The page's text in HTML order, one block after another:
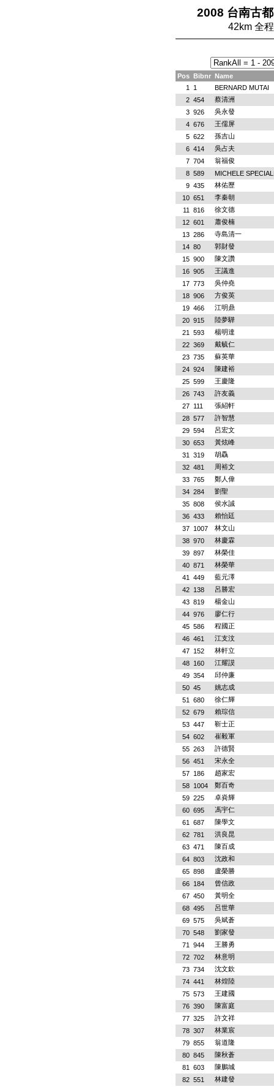
2008 台南古
42km 全
Pos Bibnr Name
1
1
BERNARD MUTAI
2 454
蔡清洲
3 926
吳永發
4 676
王儒屏
5 622
孫吉山
6 414
吳占夫
7 704
翁福俊
8 589
MICHELE
9 435
林佑歷
10 651
李秦朝
11
816
徐文德
12 601
蕭俊楠
13 286
寺島清一
14 80
郭財發
15 900
陳文讚
16 905
王議進
17 773
吳仲堯
18 906
方俊英
19 466
江明鼎
20 915
陸夢驊
21
593
楊明達
22 369
戴毓仁
23 735
蘇英華
24 924
陳建裕
25 599
王慶隆
26 743
許友義
27 111
張紹軒
28 577
許智慧
29 594
呂宏文
30 653
黃炫峰
31
319
胡驫
32 481
周裕文
33 765
鄭人偉
34 284
劉聖
35 808
侯水誠
36 433
賴怡廷
37 1007
林文山
38 970
林慶霖
39 897
林榮佳
40 871
林榮華
41
449
藍元澤
42 138
呂勝宏
43 819
楊金山
44 976
廖仁行
45 586
程國正
46 461
江支汶
47 152
林軒立
48 160
江耀謨
49 354
邱仲廉
50 45
姚志成
51
680
徐仁輝
52 679
賴琮信
53 447
靳士正
54 602
崔毅軍
55 263
許德賢
56 451
宋永全
57 186
趙家宏
58 1004
鄭百奇
59 225
卓烡輝
60 695
馮宇仁
61
687
陳學文
62 781
洪良昆
63 471
陳百成
64 803
沈政和
65 898
盧榮勝
66 184
曾信政
67 450
黃明全
68 495
呂世華
69 575
吳斌蒼
70 548
劉家發
71
944
王勝勇
72 702
林意明
73 734
沈文欽
74 441
林煌陸
75 573
王建國
76 390
陳富庭
77 325
許文祥
78 307
林業宸
79 855
翁道隆
80 845
陳秋蒼
81
603
陳鵬城
82 551
林建發